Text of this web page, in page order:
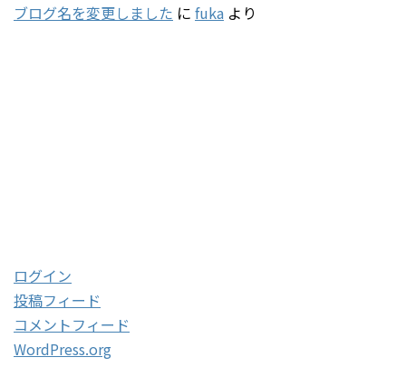
ブログ名を変更しました に fuka より
ログイン
投稿フィード
コメントフィード
WordPress.org